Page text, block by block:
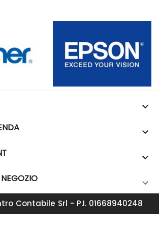




Contabile Srl - P.I. 01668940248